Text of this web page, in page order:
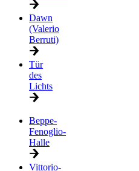
Dawn
(Valerio
Berruti)
Tür
des
Lichts
Beppe-
Fenoglio-
Halle
Vittorio-